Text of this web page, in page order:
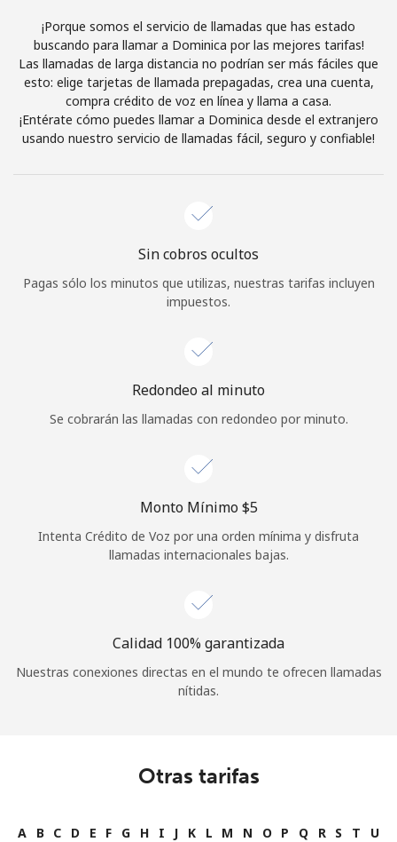
Únete
¡Hola!
Inicia sesión oREGÍSTRATE →
o
Continuar con
¡Porque somos el servicio de llamadas que has estado
buscando para llamar a Dominica por las mejores tarifas!
Las llamadas de larga distancia no podrían ser más fáciles que
esto: elige tarjetas de llamada prepagadas, crea una cuenta,
compra crédito de voz en línea y llama a casa.
¡Entérate cómo puedes llamar a Dominica desde el extranjero
usando nuestro servicio de llamadas fácil, seguro y confiable!
Sin cobros ocultos
Pagas sólo los minutos que utilizas, nuestras tarifas incluyen
impuestos.
Redondeo al minuto
Se cobrarán las llamadas con redondeo por minuto.
Monto Mínimo ⁦$5⁩
Intenta Crédito de Voz por una orden mínima y disfruta
llamadas internacionales bajas.
Calidad 100% garantizada
Nuestras conexiones directas en el mundo te ofrecen llamadas
nítidas.
Otras tarifas
A B C D E F G H I J K L M N O P Q R S T
U